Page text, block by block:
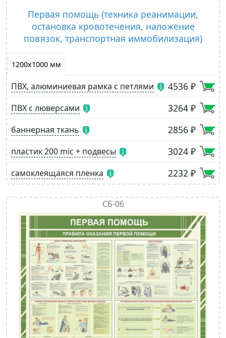
Первая помощь (техника реанимации,
остановка кровотечения, наложение
повязок, транспортная иммобилизация)
1200х1000 мм
ПВХ, алюминиевая рамка с петлями 4536 ₽
ПВХ с люверсами 3264 ₽
баннерная ткань 2856 ₽
пластик 200 mic + подвесы 3024 ₽
самоклеящаяся пленка 2232 ₽
СБ-06
Предыдущий